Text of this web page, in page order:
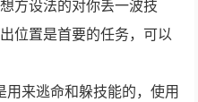
方设法的对你丢一波技
位置是首要的任务，可以
来逃命和躲技能的，使用